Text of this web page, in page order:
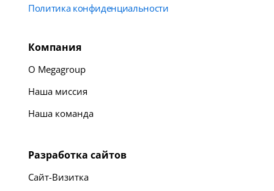
Политика конфиденциальности
Компания
О Megagroup
Наша миссия
Наша команда
Разработка сайтов
Сайт-Визитка